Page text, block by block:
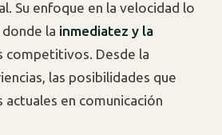
Su enfoque en la velocidad lo
la inmediatez y la
competitivos. Desde la
las posibilidades que
en comunicación